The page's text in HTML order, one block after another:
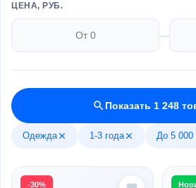
ЦЕНА, РУБ.
—
Показать 1 248
Одежда 1-3 года До 5 000
-30%